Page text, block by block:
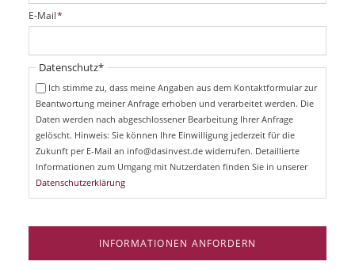
i
c
t
f
P
f
i
E-Mail*
Pflichtfeld
Datenschutz*
Ich stimme zu, dass meine Angaben aus dem Kontaktformular zur
Beantwortung meiner Anfrage erhoben und verarbeitet werden. Die
Daten werden nach abgeschlossener Bearbeitung Ihrer Anfrage
gelöscht. Hinweis: Sie können Ihre Einwilligung jederzeit für die
Zukunft per E-Mail an info@dasinvest.de widerrufen. Detaillierte
Informationen zum Umgang mit Nutzerdaten finden Sie in unserer
Datenschutzerklärung
INFORMATIONEN ANFORDERN